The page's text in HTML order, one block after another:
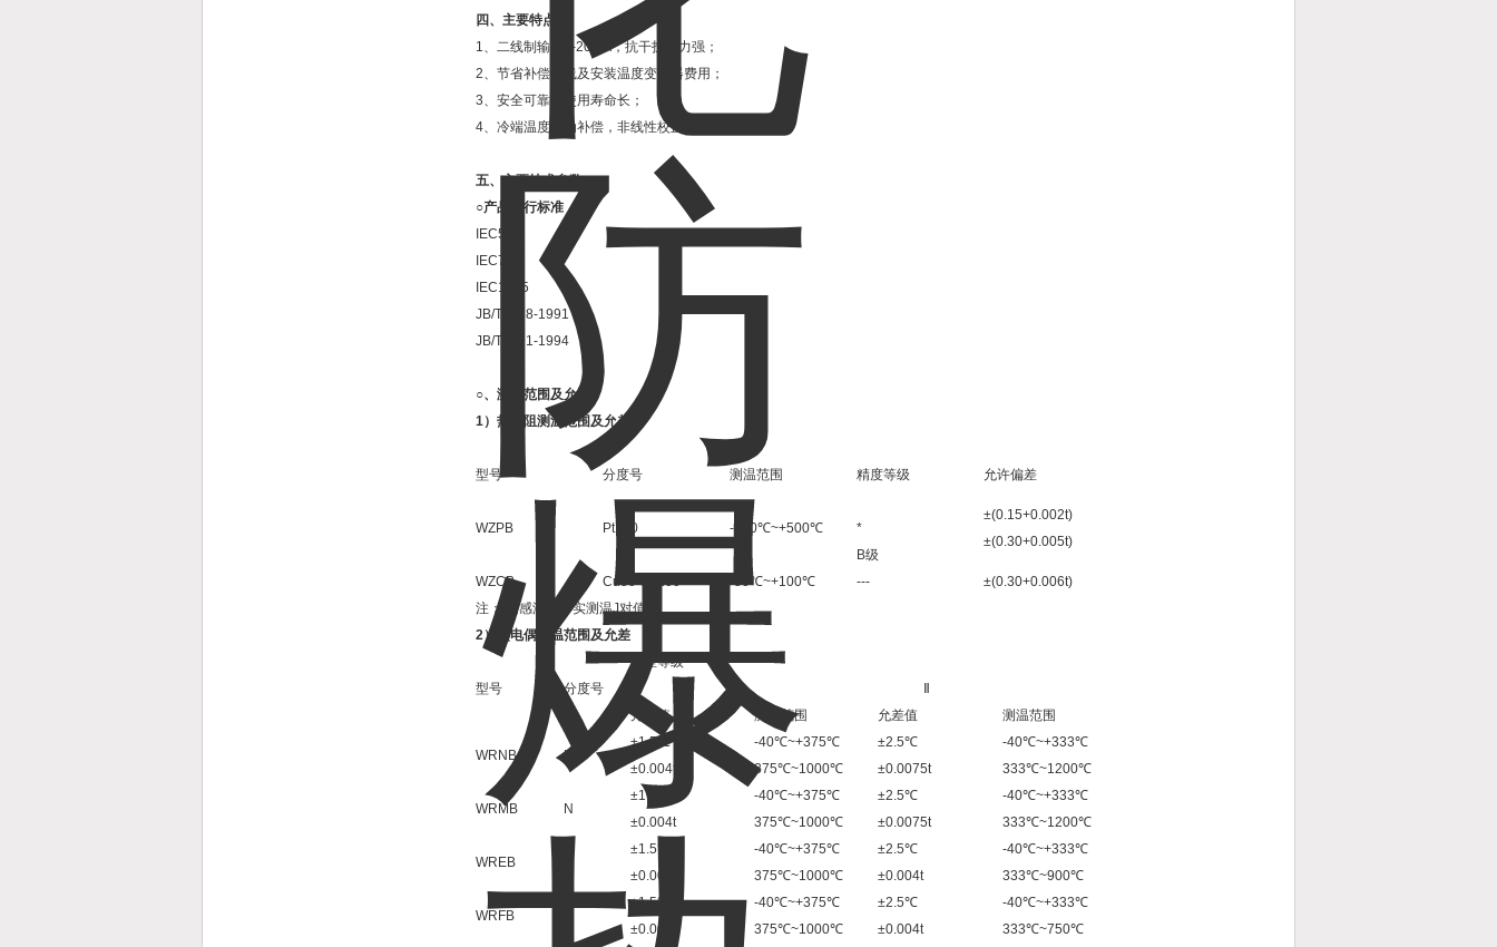
四、主要特点
1、二线制输出4-20mA，抗干扰能力强；
2、节省补偿导线及安装温度变送器费用；
3、安全可靠，使用寿命长；
4、冷端温度自动补偿，非线性校正电路 ；
五、主要技术参数
○产品执行标准
IEC584
IEC751
IEC1515
JB/T5518-1991
JB/T7391-1994
○、测温范围及允差
1）热电阻测温范围及允差
型号 分度号 测温范围 精度等级 允许偏差
WZPB Pt100 -200℃~+500℃
*
B级
±(0.15+0.002t)
±(0.30+0.005t)
WZCB Cu50 Cu100 -50℃~+100℃ ---
±(0.30+0.006t)
注：t为感温元件实测温J对值。
2）热电偶测温范围及允差
型号 分度号
允差等级
允差值
测温范围 允差值 测温范围
WRNB K
±1.5℃ -40℃~+375℃ ±2.5℃
-40℃~+333℃
±0.004t
375℃~1000℃ ±0.0075t 333℃~1200℃
WRMB N
±1.5℃ -40℃~+375℃ ±2.5℃
-40℃~+333℃
±0.004t
375℃~1000℃ ±0.0075t 333℃~1200℃
WREB
±1.5℃ -40℃~+375℃ ±2.5℃
-40℃~+333℃
±0.004t
375℃~1000℃ ±0.004t 333℃~900℃
WRFB
±1.5℃ -40℃~+375℃ ±2.5℃
-40℃~+333℃
±0.004t
375℃~1000℃ ±0.004t 333℃~750℃